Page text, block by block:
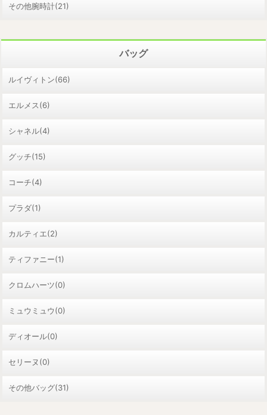
その他腕時計(21)
バッグ
ルイヴィトン(66)
エルメス(6)
シャネル(4)
グッチ(15)
コーチ(4)
プラダ(1)
カルティエ(2)
ティファニー(1)
クロムハーツ(0)
ミュウミュウ(0)
ディオール(0)
セリーヌ(0)
その他バッグ(31)